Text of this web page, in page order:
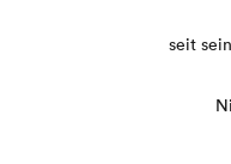
seit